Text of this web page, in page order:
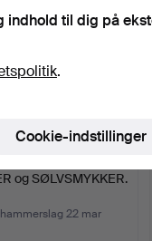
og SØLVSMYKKER.
22 mar
indhold til dig på
.
Cookie-indstillinger